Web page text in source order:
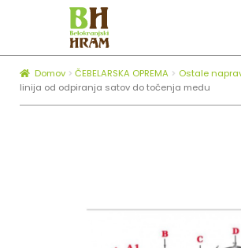
Domov ČEBELARSKA OPREMA Ostale
linija od odpiranja satov do točenja medu